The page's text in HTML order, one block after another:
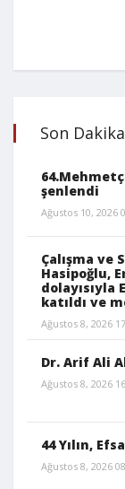
Son Dakika
şenlendi
Ağustos 10, 2026
Çalışma ve
Hasipoğlu,
dolayısıyla
katıldı ve
Ağustos 8, 2026
Dr. Arif Ali
Ağustos 8, 2026
44 Yılın,
Ağustos 8, 2026